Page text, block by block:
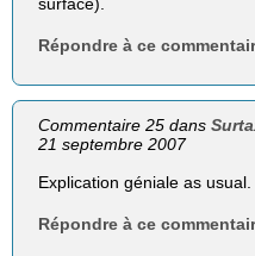
Répondre à ce
Commentaire 25 dans
21 septembre 2007
Explication géniale as usual.
Répondre à ce